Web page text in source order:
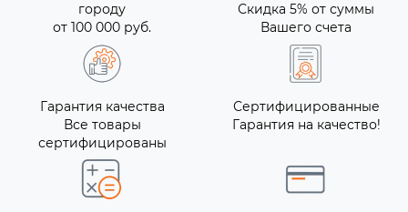
городу
от 100 000 руб.
Скидка 5% от суммы
Вашего счета
Гарантия качества
Все товары
сертифицированы
Сертифицированные
Гарантия на качество!